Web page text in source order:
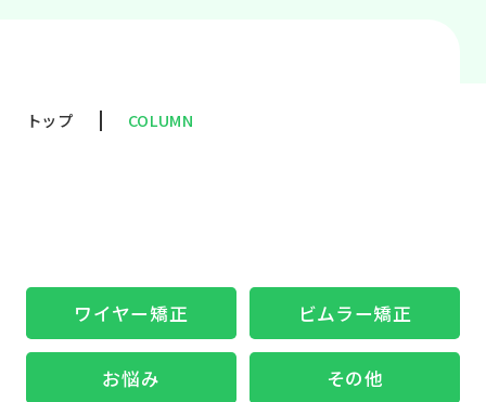
トップ COLUMN
ワイヤー矯正 ビムラー矯正
お悩み その他